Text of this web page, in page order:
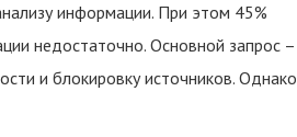
информации. При этом 45%
недостаточно. Основной запрос –
и блокировку источников. Однако